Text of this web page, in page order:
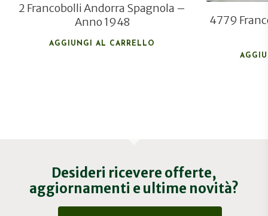
2 Francobolli Andorra Spagnola –
Anno 1948
AGGIUNGI AL CARRELLO
4779
Desideri ricevere offerte,
aggiornamenti e ultime novità?